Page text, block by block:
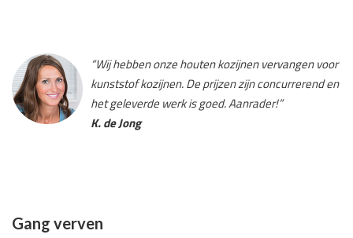
“Wij hebben onze houten kozijnen vervangen voor
kunststof kozijnen. De prijzen zijn concurrerend en
het geleverde werk is goed. Aanrader!”
K. de Jong
Gang verven